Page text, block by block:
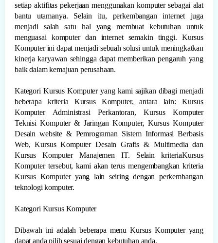
setiap aktifitas pekerjaan menggunakan komputer sebagai alat
bantu utamanya. Selain itu, perkembangan internet juga
menjadi salah satu hal yang membuat kebutuhan untuk
menguasai komputer dan internet semakin tinggi. Kursus
Komputer ini dapat menjadi sebuah solusi untuk meningkatkan
kinerja karyawan sehingga dapat memberikan pengaruh yang
baik dalam kemajuan perusahaan.
Kategori Kursus Komputer yang kami sajikan dibagi menjadi
beberapa kriteria Kursus Komputer, antara lain: Kursus
Komputer Administrasi Perkantoran, Kursus Komputer
Teknisi Komputer & Jaringan Komputer, Kursus Komputer
Desain website & Pemrograman Sistem Informasi Berbasis
Web, Kursus Komputer Desain Grafis & Multimedia dan
Kursus Komputer Manajemen IT. Selain kriteriaKursus
Komputer tersebut, kami akan terus mengembangkan kriteria
Kursus Komputer yang lain seiring dengan perkembangan
teknologi komputer.
Kategori Kursus Komputer
Dibawah ini adalah beberapa menu Kursus Komputer yang
dapat anda pilih sesuai dengan kebutuhan anda.